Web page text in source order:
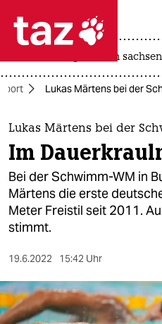
 taz zahl
taz zahl ich
themen
politik
öko
gesellschaft
kultur
sport
berlin
landtagswahl in
Lukas Märtens bei der
Lukas Märtens bei der
Im
Bei der Schwimm-WM in
Märtens die erste
Meter Freistil seit 2011.
stimmt.
19.6.2022 15:42 Uhr